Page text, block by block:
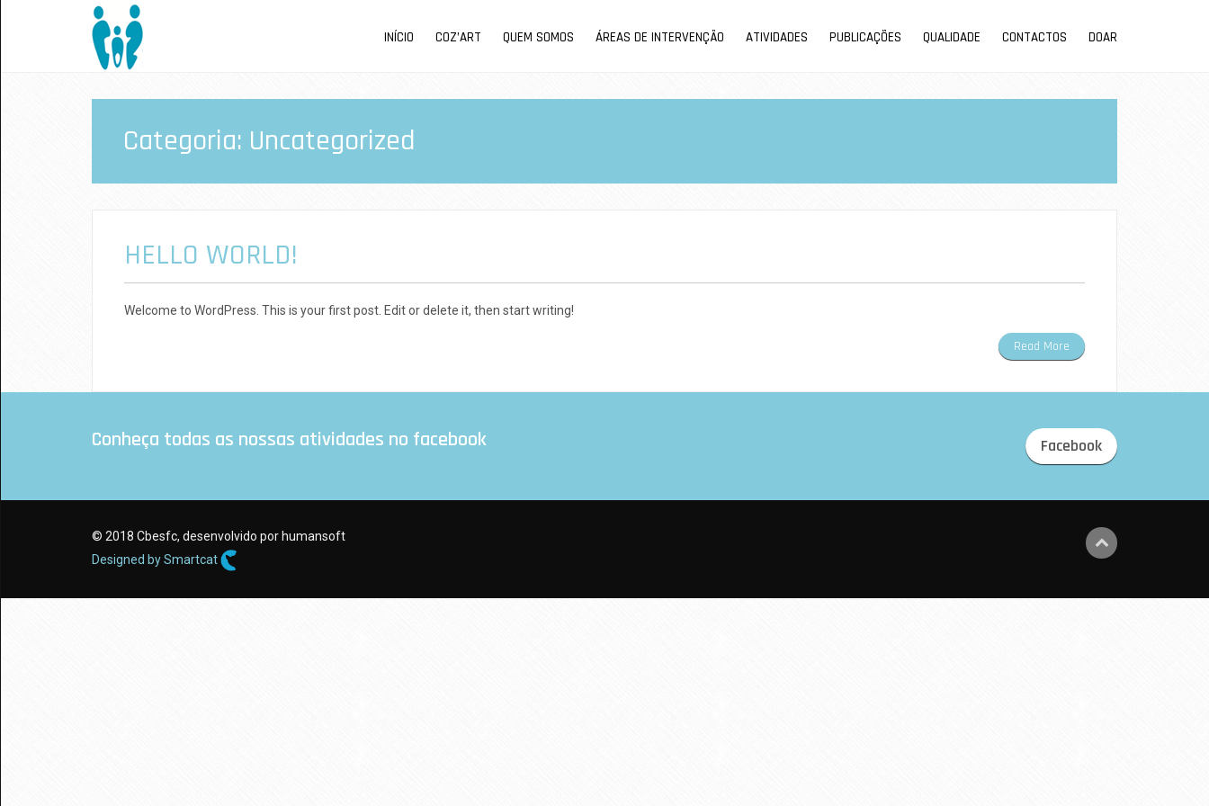
INÍCIO COZ’ART QUEM SOMOS ÁREAS DE INTERVENÇÃO ATIVIDADES PUBLICAÇÕES QUALIDADE CONTACTOS DOAR
Categoria: Uncategorized
HELLO WORLD!
Welcome to WordPress. This is your first post. Edit or delete it, then start writing!
Read More
Conheça todas as nossas atividades no facebook Facebook
© 2018 Cbesfc, desenvolvido por humansoft
Designed by Smartcat